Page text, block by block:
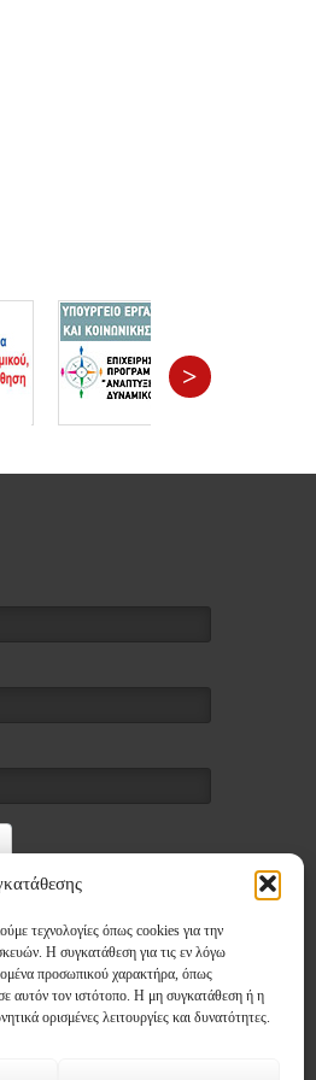
τεχνολογίες όπως cookies για την
Η συγκατάθεση για τις εν λόγω
προσωπικού χαρακτήρα, όπως
αυτόν τον ιστότοπο. Η μη συγκατάθεση ή η
ορισμένες λειτουργίες και δυνατότητες.
>